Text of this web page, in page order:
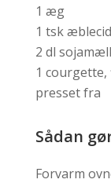
1 æg
1 tsk
2 dl
1
presset fra
Sådan
Forvarm